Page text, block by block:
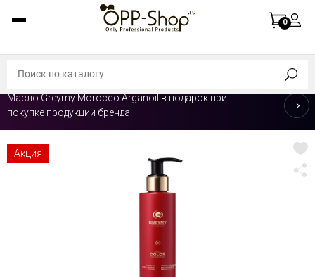
0
Масло Greymy Morocco Arganoil в подарок при
покупке продукции бренда!
Акция